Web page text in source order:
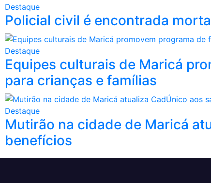
Destaque
Policial civil é encontrada
Destaque
Equipes culturais de Maricá
para crianças e famílias
Destaque
Mutirão na cidade de Maricá
benefícios